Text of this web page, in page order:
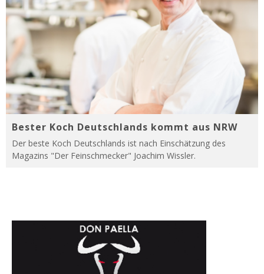
Bester Koch Deutschlands kommt aus NRW
Der beste Koch Deutschlands ist nach Einschätzung des
Magazins "Der Feinschmecker" Joachim Wissler.